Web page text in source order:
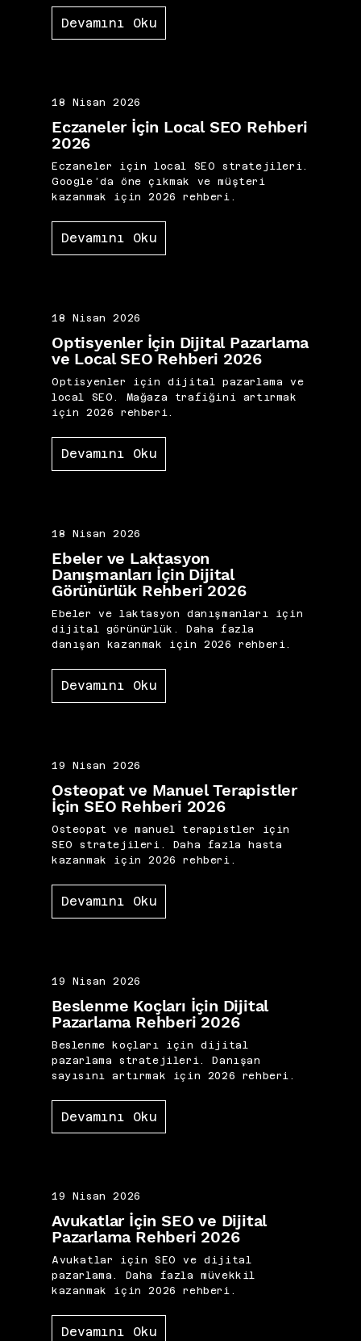
Devamını Oku
18 Nisan 2026
Eczaneler İçin Local SEO Rehberi
2026
Eczaneler için local SEO stratejileri.
Google’da öne çıkmak ve müşteri
kazanmak için 2026 rehberi.
Devamını Oku
18 Nisan 2026
Optisyenler İçin Dijital Pazarlama
ve Local SEO Rehberi 2026
Optisyenler için dijital pazarlama ve
local SEO. Mağaza trafiğini artırmak
için 2026 rehberi.
Devamını Oku
18 Nisan 2026
Ebeler ve Laktasyon
Danışmanları İçin Dijital
Görünürlük Rehberi 2026
Ebeler ve laktasyon danışmanları için
dijital görünürlük. Daha fazla
danışan kazanmak için 2026 rehberi.
Devamını Oku
19 Nisan 2026
Osteopat ve Manuel Terapistler
İçin SEO Rehberi 2026
Osteopat ve manuel terapistler için
SEO stratejileri. Daha fazla hasta
kazanmak için 2026 rehberi.
Devamını Oku
19 Nisan 2026
Beslenme Koçları İçin Dijital
Pazarlama Rehberi 2026
Beslenme koçları için dijital
pazarlama stratejileri. Danışan
sayısını artırmak için 2026 rehberi.
Devamını Oku
19 Nisan 2026
Avukatlar İçin SEO ve Dijital
Pazarlama Rehberi 2026
Avukatlar için SEO ve dijital
pazarlama. Daha fazla müvekkil
kazanmak için 2026 rehberi.
Devamını Oku